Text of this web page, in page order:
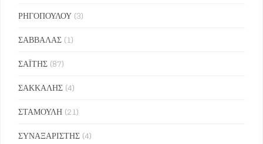
ΡΗΓΟΠΟΥΛΟΥ (3)
ΣΑΒΒΑΛΑΣ (1)
ΣΑΪΤΗΣ (87)
ΣΑΚΚΑΛΗΣ (4)
ΣΤΑΜΟΥΛΗ (21)
ΣΥΝΑΞΑΡΙΣΤΗΣ (4)